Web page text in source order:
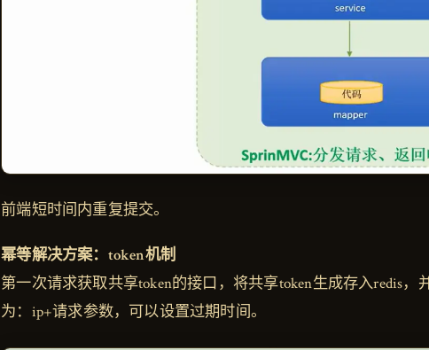
前端短时间内重复提交。
幂等解决方案：token机制
第一次请求获取共享token的接口，将共享token生成存入redis，
为：ip+请求参数，可以设置过期时间。